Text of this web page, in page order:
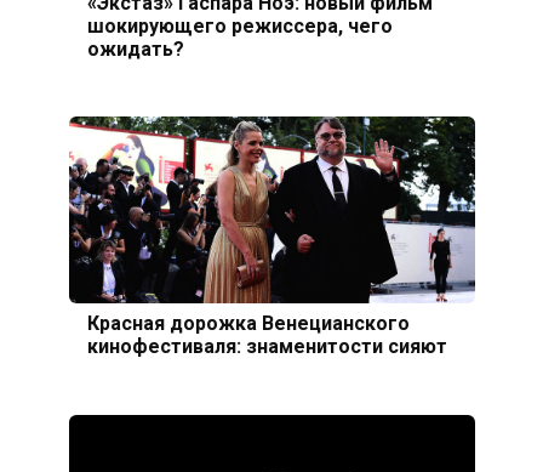
шокирующего режиссера, чего
ожидать?
Красная дорожка Венецианского
кинофестиваля: знаменитости сияют